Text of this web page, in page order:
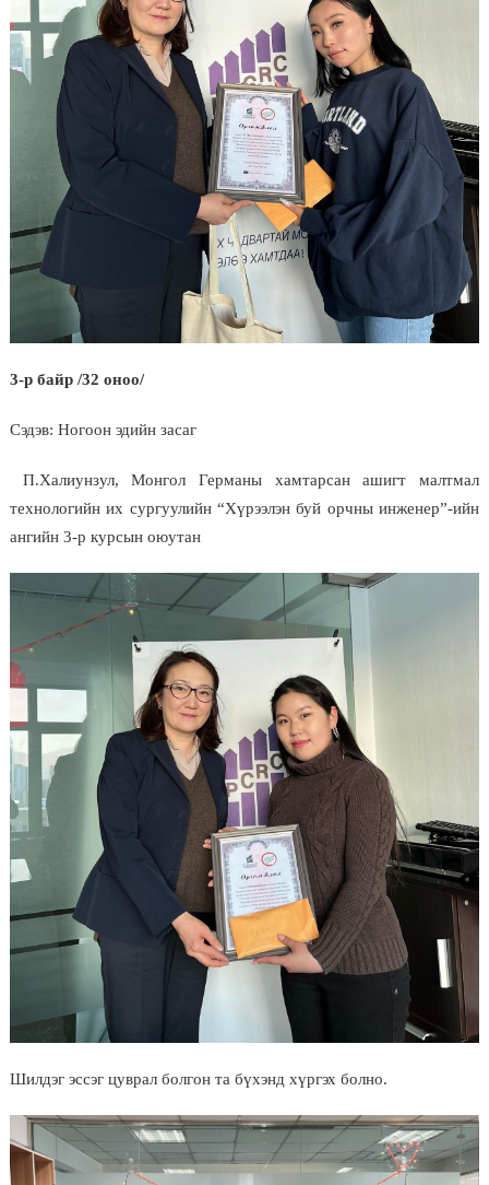
3-р байр /32 оноо/
Сэдэв: Ногоон эдийн засаг
П.Халиунзул, Монгол Германы хамтарсан ашигт малтмал
технологийн их сургуулийн “Хүрээлэн буй орчны инженер”-ийн
ангийн 3-р курсын оюутан
Шилдэг эссэг цуврал болгон та бүхэнд хүргэх болно.